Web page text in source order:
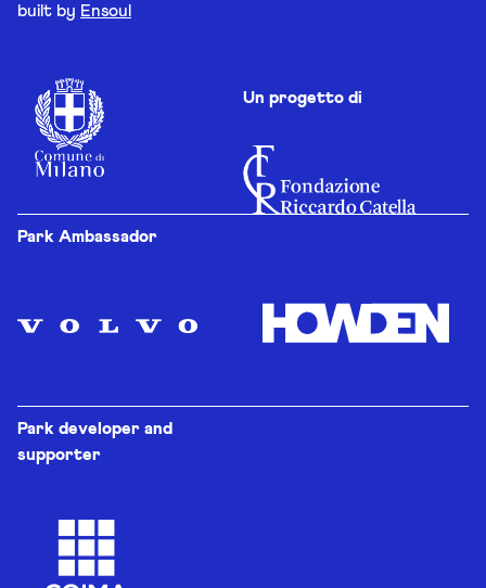
built by Ensoul
Un progetto di
Park Ambassador
Park developer and
supporter